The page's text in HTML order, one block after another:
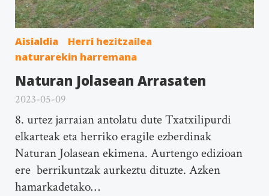
Aisialdia
Herri hezitzailea
naturarekin harremana
Naturan Jolasean Arrasaten
2023-05-09
8. urtez jarraian antolatu dute Txatxilipurdi
elkarteak eta herriko eragile ezberdinak
Naturan Jolasean ekimena. Aurtengo edizioan
ere berrikuntzak aurkeztu dituzte. Azken
hamarkadetako…